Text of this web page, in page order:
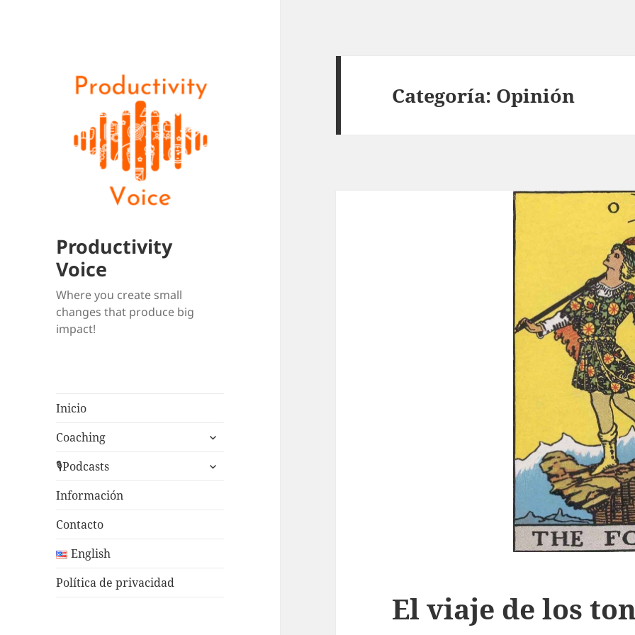
Productivity
Voice
Where you create small
changes that produce big
impact!
Inicio
Coaching
expande
menú
🎙Podcasts
expande
Información
Contacto
English
Política de privacidad
Categoría: Opinión
El viaje de los